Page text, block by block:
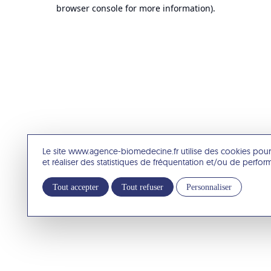
Le site www.agence-biomedecine.fr utilise des cookies
et réaliser des statistiques de fréquentation et/ou de
Tout accepter Tout refuser Personnaliser
browser console for more information).